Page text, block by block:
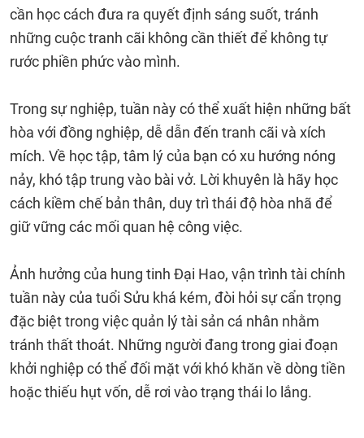
cần học cách đưa ra quyết định sáng suốt, tránh
những cuộc tranh cãi không cần thiết để không tự
rước phiền phức vào mình.
Trong sự nghiệp, tuần này có thể xuất hiện những bất
hòa với đồng nghiệp, dễ dẫn đến tranh cãi và xích
mích. Về học tập, tâm lý của bạn có xu hướng nóng
nảy, khó tập trung vào bài vở. Lời khuyên là hãy học
cách kiềm chế bản thân, duy trì thái độ hòa nhã để
giữ vững các mối quan hệ công việc.
Ảnh hưởng của hung tinh Đại Hao, vận trình tài chính
tuần này của tuổi Sửu khá kém, đòi hỏi sự cẩn trọng
đặc biệt trong việc quản lý tài sản cá nhân nhằm
tránh thất thoát. Những người đang trong giai đoạn
khởi nghiệp có thể đối mặt với khó khăn về dòng tiền
hoặc thiếu hụt vốn, dễ rơi vào trạng thái lo lắng.